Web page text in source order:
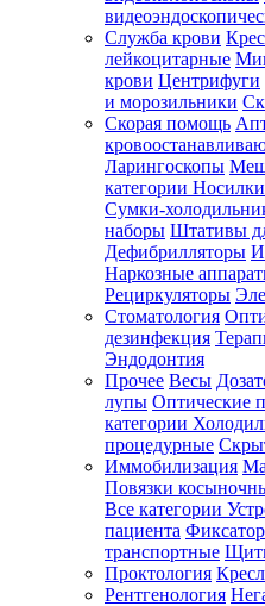
Служба крови
лейкоцитарные
крови Центрифуги
и морозильники
Скорая помощь
Ларингоскопы
категории Носилки
Сумки-
наборы Штативы
Дефибрилляторы
Наркозные
Рециркуляторы
Стоматология
дезинфекция
Эндодонтия
Прочее Весы
лупы Оптические
категории
процедурные
Иммобилизация
Повязки
Все категории
пациента
транспортные
Проктология
Рентгенология